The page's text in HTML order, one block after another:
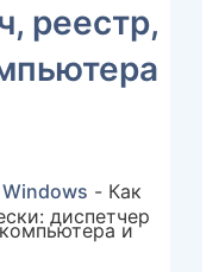
реестр,
Windows - Как
диспетчер
и